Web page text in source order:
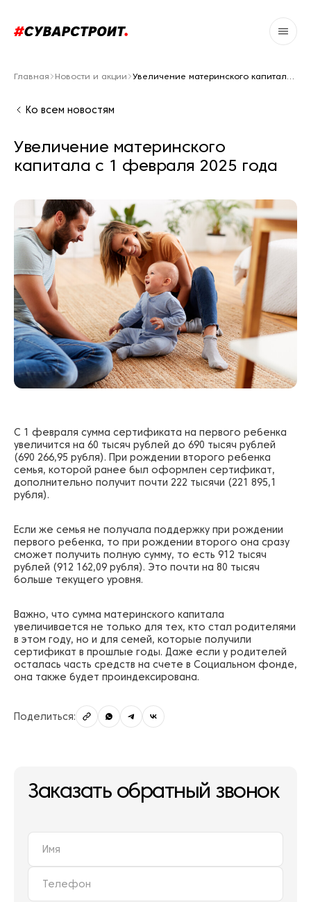
Главная Новости и акции
Ко всем новостям
Увеличение материнского
капитала с 1 февраля 2025 года
С 1 февраля сумма сертификата на первого ребенка
увеличится на 60 тысяч рублей до 690 тысяч рублей
(690 266,95 рубля). При рождении второго ребенка
семья, которой ранее был оформлен сертификат,
дополнительно получит почти 222 тысячи (221 895,1
рубля).
Если же семья не получала поддержку при рождении
первого ребенка, то при рождении второго она сразу
сможет получить полную сумму, то есть 912 тысяч
рублей (912 162,09 рубля). Это почти на 80 тысяч
больше текущего уровня.
Важно, что сумма материнского капитала
увеличивается не только для тех, кто стал родителями
в этом году, но и для семей, которые получили
сертификат в прошлые годы. Даже если у родителей
осталась часть средств на счете в Социальном фонде,
она также будет проиндексирована.
Поделиться:
Заказать обратный звонок